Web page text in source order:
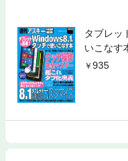
タブレ
いこなす
935